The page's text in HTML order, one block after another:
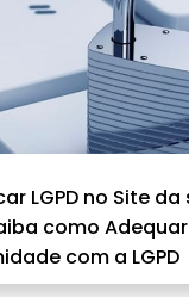
LGPD no Site da
como
com a LGPD